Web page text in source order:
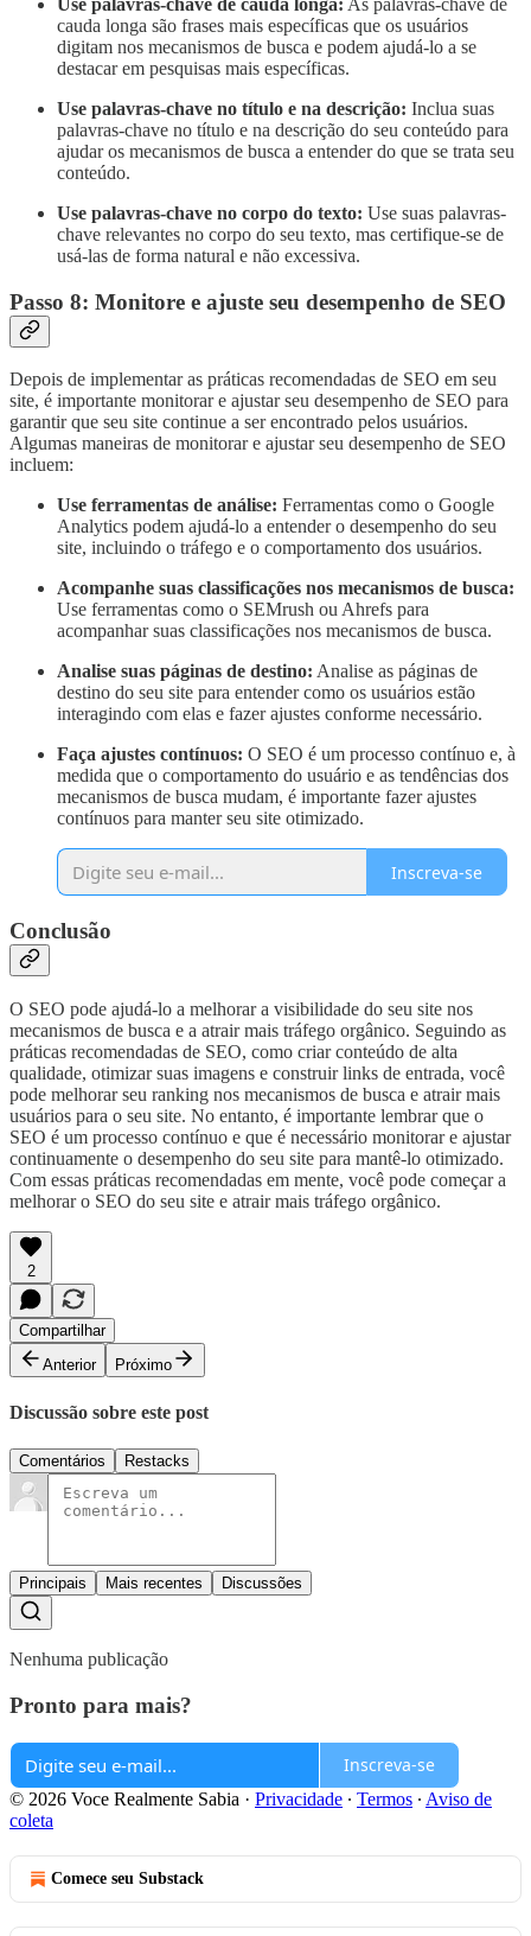
cauda longa são frases mais específicas que os usuários
digitam nos mecanismos de busca e podem ajudá-lo a se
destacar em pesquisas mais específicas.
Use palavras-chave no título e na descrição: Inclua suas
palavras-chave no título e na descrição do seu conteúdo para
ajudar os mecanismos de busca a entender do que se trata seu
conteúdo.
Use palavras-chave no corpo do texto: Use suas palavras-
chave relevantes no corpo do seu texto, mas certifique-se de
usá-las de forma natural e não excessiva.
Passo 8: Monitore e ajuste seu desempenho de SEO
Depois de implementar as práticas recomendadas de SEO em seu
site, é importante monitorar e ajustar seu desempenho de SEO para
garantir que seu site continue a ser encontrado pelos usuários.
Algumas maneiras de monitorar e ajustar seu desempenho de SEO
incluem:
Use ferramentas de análise: Ferramentas como o Google
Analytics podem ajudá-lo a entender o desempenho do seu
site, incluindo o tráfego e o comportamento dos usuários.
Acompanhe suas classificações nos mecanismos de busca:
Use ferramentas como o SEMrush ou Ahrefs para
acompanhar suas classificações nos mecanismos de busca.
Analise suas páginas de destino: Analise as páginas de
destino do seu site para entender como os usuários estão
interagindo com elas e fazer ajustes conforme necessário.
Faça ajustes contínuos: O SEO é um processo contínuo e, à
medida que o comportamento do usuário e as tendências dos
mecanismos de busca mudam, é importante fazer ajustes
contínuos para manter seu site otimizado.
Inscreva-se
Conclusão
O SEO pode ajudá-lo a melhorar a visibilidade do seu site nos
mecanismos de busca e a atrair mais tráfego orgânico. Seguindo as
práticas recomendadas de SEO, como criar conteúdo de alta
qualidade, otimizar suas imagens e construir links de entrada, você
pode melhorar seu ranking nos mecanismos de busca e atrair mais
usuários para o seu site. No entanto, é importante lembrar que o
SEO é um processo contínuo e que é necessário monitorar e ajustar
continuamente o desempenho do seu site para mantê-lo otimizado.
Com essas práticas recomendadas em mente, você pode começar a
melhorar o SEO do seu site e atrair mais tráfego orgânico.
2
Compartilhar
Anterior
Próximo
Discussão sobre este post
Comentários Restacks
Principais Mais recentes Discussões
Nenhuma publicação
Pronto para mais?
Inscreva-se
© 2026 Voce Realmente Sabia · Privacidade ∙ Termos ∙ Aviso de
coleta
Comece seu Substack